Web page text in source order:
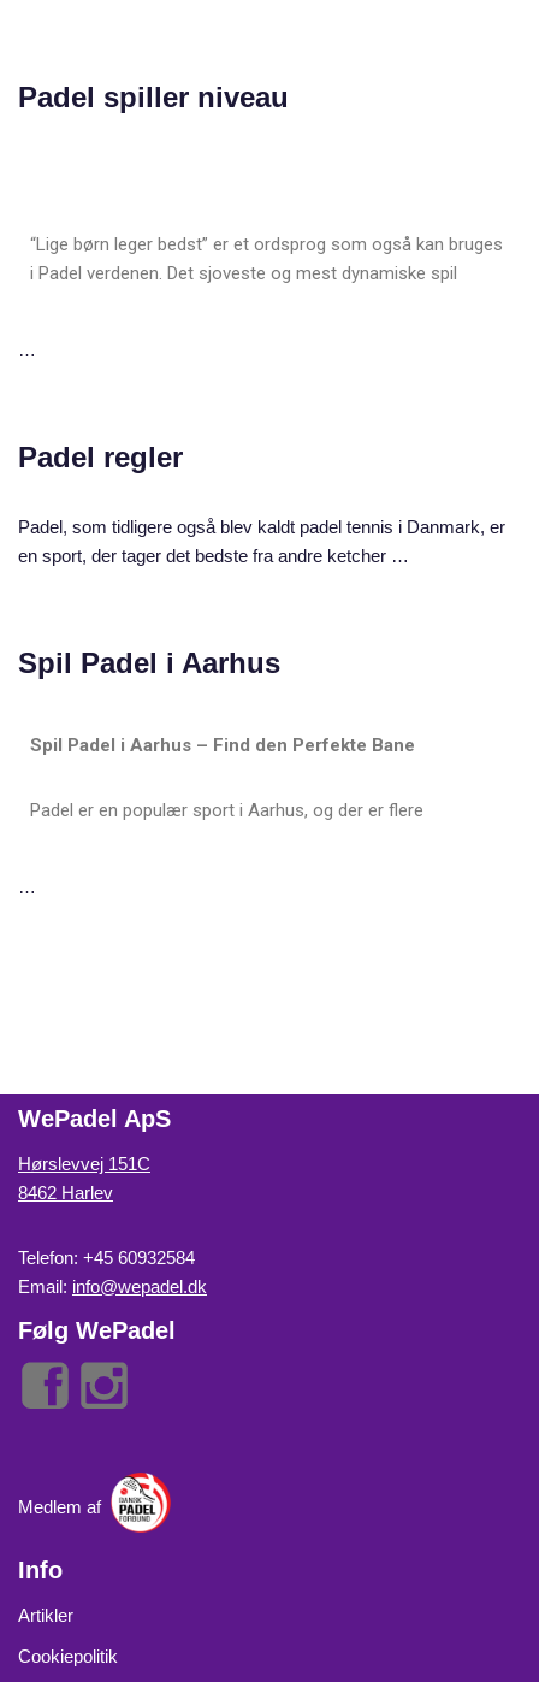
Padel spiller niveau
“Lige børn leger bedst” er et ordsprog som også kan bruges
i Padel verdenen. Det sjoveste og mest dynamiske spil
…
Padel regler
Padel, som tidligere også blev kaldt padel tennis i Danmark, er
en sport, der tager det bedste fra andre ketcher …
Spil Padel i Aarhus
Spil Padel i Aarhus – Find den Perfekte Bane
Padel er en populær sport i Aarhus, og der er flere
…
WePadel ApS
Hørslevvej 151C
8462 Harlev
Telefon: +45 60932584
Email: info@wepadel.dk
Følg WePadel
Medlem af
Info
Artikler
Cookiepolitik